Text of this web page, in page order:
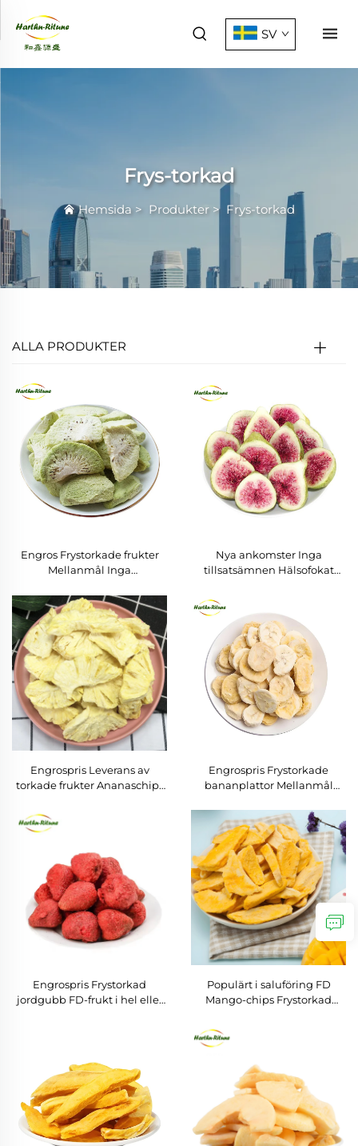
SV
Frys-torkad
Hemsida > Produkter > Frys-torkad
ALLA PRODUKTER
Engros Frystorkade frukter
Mellanmål Inga
kiwifrukt
Nya ankomster Inga
tillsatsämnen Hälsofokat
Engrospris Leverans av
torkade frukter Ananaschips
Engrospris Frystorkade
bananplattor Mellanmål
bananchips
Engrospris Frystorkad
jordgubb FD-frukt i hel eller
Populärt i saluföring FD
Mango-chips Frystorkad